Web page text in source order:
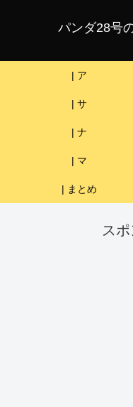
パンダ28号
| ア
| サ
| ナ
| マ
| まとめ
ス